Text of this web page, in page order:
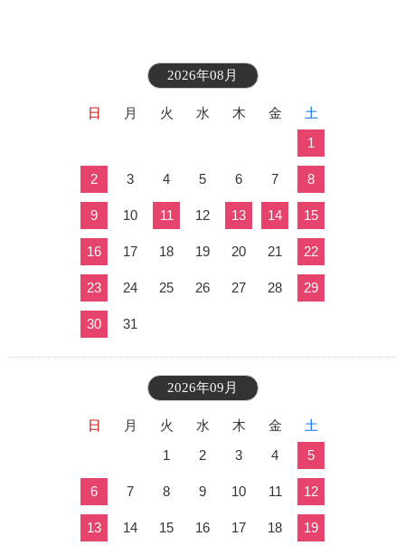
2026年08月
日 月 火 水 木 金
土
1
2 3 4 5 6 7 8
9 10 11 12 13 14 15
16 17 18 19 20 21 22
23 24 25 26 27 28 29
30 31
2026年09月
日 月 火 水 木 金
土
1
2 3 4 5
6 7 8 9 10 11 12
13 14 15 16 17 18 19